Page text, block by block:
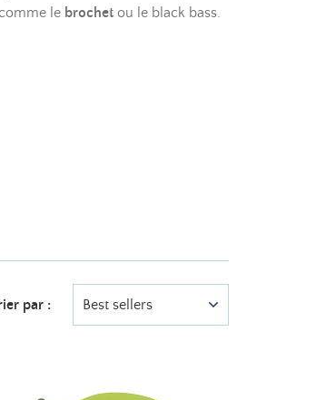
le brochet ou le black bass.
par : Best sellers